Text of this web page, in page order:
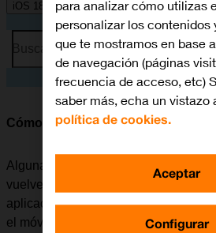
iOS 18
Busca por problema o tema
Cómo cerrar las aplicaciones en
Algunas aplicaciones no se cierran
vuelve a la pantalla de inicio. Si no
aplicaciones activas, seguirán
el móvil funcionará más lentamente.
para analizar cómo utilizas
personalizar los contenidos
que te mostramos en base
de navegación (páginas
frecuencia de acceso, etc)
saber más, echa un vistazo
política de cookies.
Configurar
Aceptar